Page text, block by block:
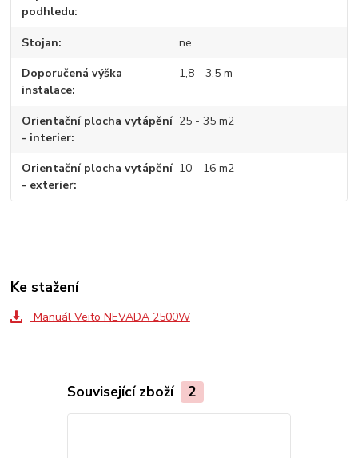
podhledu
Stojan ne
Doporučená výška
instalace
1,8 - 3,5 m
Orientační plocha vytápění
- interier
25 - 35 m2
Orientační plocha vytápění
- exterier
10 - 16 m2
Ke stažení
Manuál Veito NEVADA 2500W
Související zboží 2